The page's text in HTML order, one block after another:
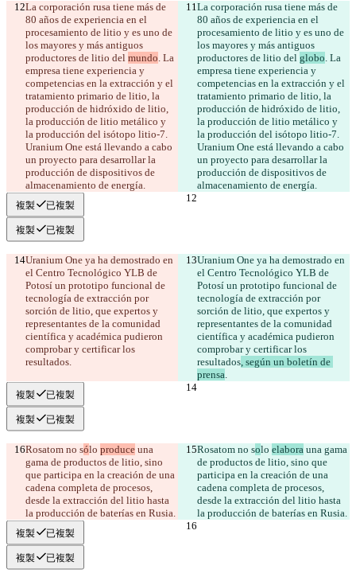
La corporación rusa tiene más de
80 años de experiencia en el
procesamiento de litio y es uno de
los mayores y más antiguos
productores de litio del mundo. La
empresa tiene experiencia y
competencias en la extracción y el
tratamiento primario de litio, la
producción de hidróxido de litio,
la producción de litio metálico y
la producción del isótopo litio-7.
Uranium One está llevando a cabo
un proyecto para desarrollar la
producción de dispositivos de
almacenamiento de energía.
La corporación rusa tiene más de
80 años de experiencia en el
procesamiento de litio y es uno de
los mayores y más antiguos
productores de litio del globo. La
empresa tiene experiencia y
competencias en la extracción y el
tratamiento primario de litio, la
producción de hidróxido de litio,
la producción de litio metálico y
la producción del isótopo litio-7.
Uranium One está llevando a cabo
un proyecto para desarrollar la
producción de dispositivos de
almacenamiento de energía.
複製 已複製
複製 已複製
Uranium One ya ha demostrado en
el Centro Tecnológico YLB de
Potosí un prototipo funcional de
tecnología de extracción por
sorción de litio, que expertos y
representantes de la comunidad
científica y académica pudieron
comprobar y certificar los
resultados.
Uranium One ya ha demostrado en
el Centro Tecnológico YLB de
Potosí un prototipo funcional de
tecnología de extracción por
sorción de litio, que expertos y
representantes de la comunidad
científica y académica pudieron
comprobar y certificar los
resultados, según un boletín de
prensa.
複製 已複製
複製 已複製
Rosatom no sólo produce una
gama de productos de litio, sino
que participa en la creación de una
cadena completa de procesos,
desde la extracción del litio hasta
la producción de baterías en Rusia.
Rosatom no solo elabora una gama
de productos de litio, sino que
participa en la creación de una
cadena completa de procesos,
desde la extracción del litio hasta
la producción de baterías en Rusia.
複製 已複製
複製 已複製